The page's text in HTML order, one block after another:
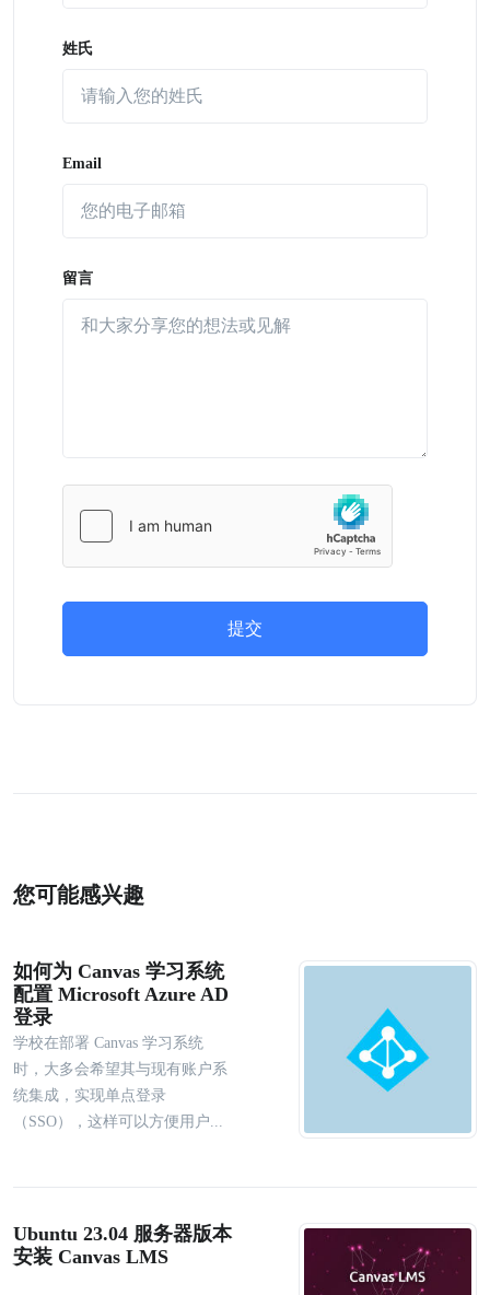
姓氏
Email
留言
提交
您可能感兴趣
如何为 Canvas 学习系统
配置 Microsoft Azure AD
登录
学校在部署 Canvas 学习系统
时，大多会希望其与现有账户系
统集成，实现单点登录
（SSO），这样可以方便用户...
Ubuntu 23.04 服务器版本
安装 Canvas LMS